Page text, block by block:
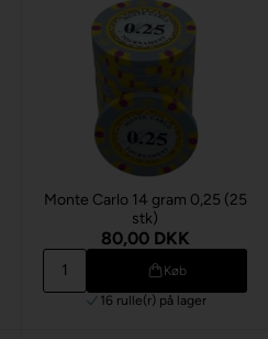
Monte Carlo 14 gram 0,25 (25
stk)
80,00 DKK
Køb
16 rulle(r) på lager